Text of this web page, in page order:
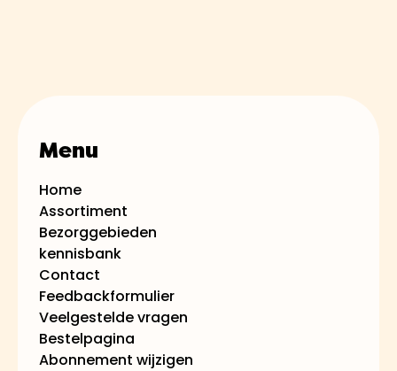
Menu
Home
Assortiment
Bezorggebieden
kennisbank
Contact
Feedbackformulier
Veelgestelde vragen
Bestelpagina
Abonnement wijzigen